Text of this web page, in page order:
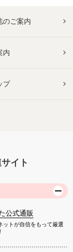
のご案内
内
プ
イト
公式通販
ットが自信をもって厳選